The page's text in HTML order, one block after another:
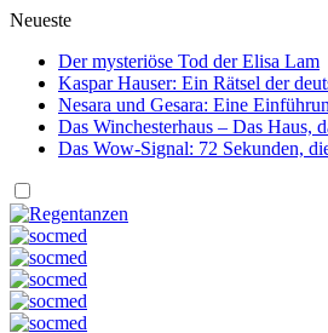
Neueste
Der mysteriöse Tod der Elisa Lam
Kaspar Hauser: Ein Rätsel der
Nesara und Gesara: Eine
Das Winchesterhaus – Das Haus,
Das Wow-Signal: 72 Sekunden,